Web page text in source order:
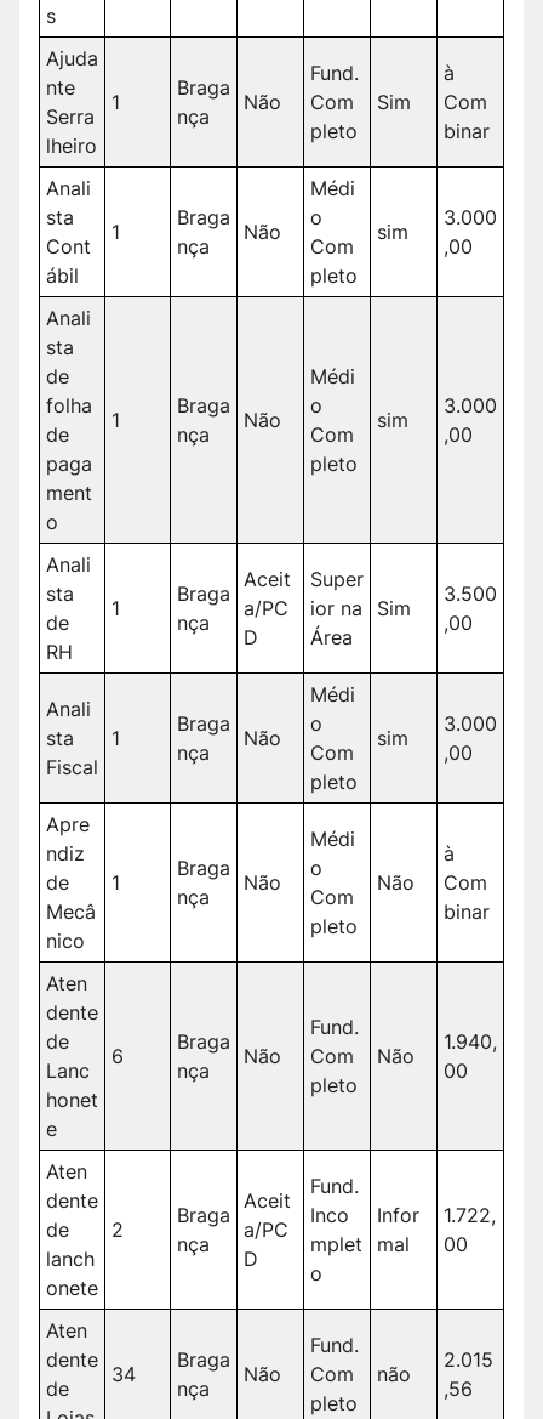
s
Ajuda
nte
Serra
lheiro
1
Braga
nça
Não
Fund.
Com
pleto
Sim
à
Com
binar
Anali
sta
Cont
ábil
1
Braga
nça
Não
Médi
o
Com
pleto
sim
3.000
,00
Anali
sta
de
folha
de
paga
ment
o
1
Braga
nça
Não
Médi
o
Com
pleto
sim
3.000
,00
Anali
sta
de
RH
1
Braga
nça
Aceit
a/PC
D
Super
ior na
Área
Sim
3.500
,00
Anali
sta
Fiscal
1
Braga
nça
Não
Médi
o
Com
pleto
sim
3.000
,00
Apre
ndiz
de
Mecâ
nico
1
Braga
nça
Não
Médi
o
Com
pleto
Não
à
Com
binar
Aten
dente
de
Lanc
honet
e
6
Braga
nça
Não
Fund.
Com
pleto
Não
1.940,
00
Aten
dente
de
lanch
onete
2
Braga
nça
Aceit
a/PC
D
Fund.
Inco
mplet
o
Infor
mal
1.722,
00
Aten
dente
de
34
Braga
nça
Não
Fund.
Com
pleto
não
2.015
,56